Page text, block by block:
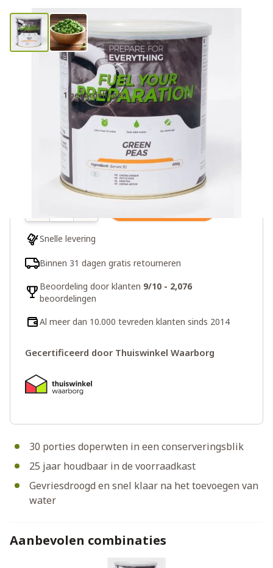
Fuel Your Preparation doperwten
1 beoordelingen
Meer dan 10 op voorraad
30 porties doperwten in een conserveringsblik
25 jaar houdbaar in de voorraadkast
Gevriesdroogd en snel klaar na het toevoegen van
water
Snelle levering
Binnen 31 dagen gratis retourneren
Beoordeling door klanten 9/10 - 2,076
beoordelingen
Al meer dan 10.000 tevreden klanten sinds 2014
Gecertificeerd door Thuiswinkel Waarborg
Aanbevolen combinaties